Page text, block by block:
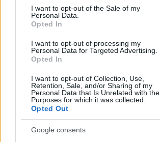
consent section.
I want to opt-out of the Sale of my
Personal Data.
Opted In
I want to opt-out of processing my
Personal Data for Targeted Advertising.
Opted In
I want to opt-out of Collection, Use,
Retention, Sale, and/or Sharing of my
Personal Data that Is Unrelated with the
Purposes for which it was collected.
Opted Out
Google consents
HÍRADÓ #EXTRA VIDEÓK # SZFE
BÚCSÚ